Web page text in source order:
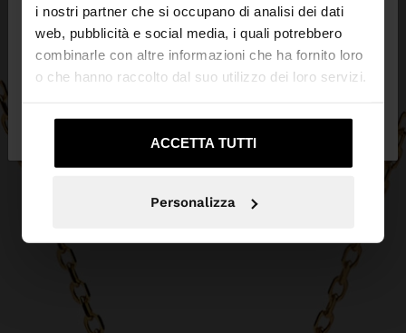
i nostri partner che si occupano di analisi dei dati
web, pubblicità e social media, i quali potrebbero
combinarle con altre informazioni che ha fornito loro
o che hanno raccolto dal suo utilizzo dei loro servizi.
ACCETTA TUTTI
Personalizza
Stai accedendo al sito da Italia. Vuoi navigare sul
nostro sito United States?